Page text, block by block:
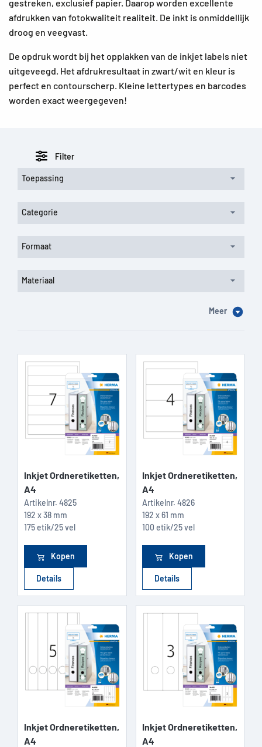
gestreken, exclusief papier. Daarop worden excellente
afdrukken van fotokwaliteit realiteit. De inkt is onmiddellijk
droog en veegvast.
De opdruk wordt bij het opplakken van de inkjet labels niet
uitgeveegd. Het afdrukresultaat in zwart/wit en kleur is
perfect en contourscherp. Kleine lettertypes en barcodes
worden exact weergegeven!
Filter
Toepassing
Categorie
Formaat
Materiaal
Meer
Inkjet Ordneretiketten,
A4
Artikelnr. 4825
192 x 38 mm
175 etik/25 vel
Kopen
Details
Inkjet Ordneretiketten,
A4
Artikelnr. 4826
192 x 61 mm
100 etik/25 vel
Kopen
Details
Inkjet Ordneretiketten,
A4
Inkjet Ordneretiketten,
A4